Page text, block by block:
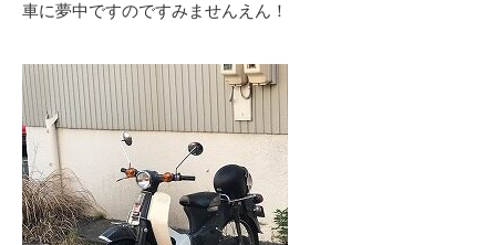
車に夢中ですのですみませんえん！